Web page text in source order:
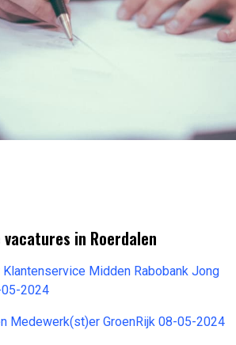
vacatures in Roerdalen
Midden Rabobank Jong
05-2024
Medewerk(st)er GroenRijk 08-05-2024